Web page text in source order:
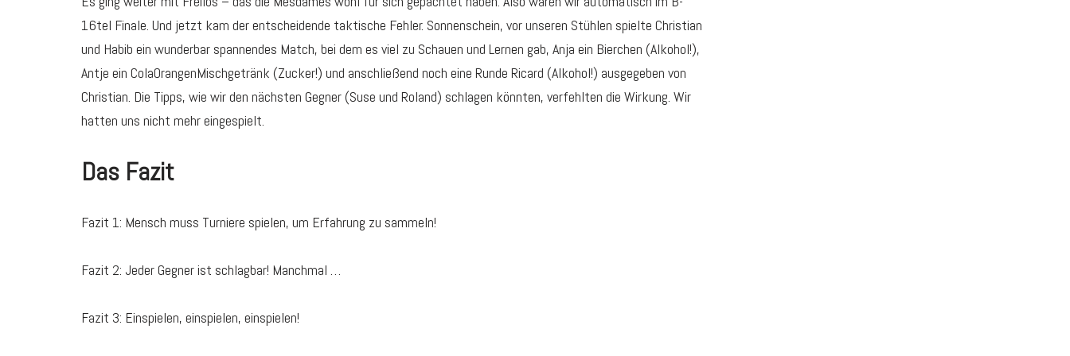
16tel Finale. Und jetzt kam der entscheidende taktische Fehler. Sonnenschein, vor unseren Stühlen spielte Christian
und Habib ein wunderbar spannendes Match, bei dem es viel zu Schauen und Lernen gab, Anja ein Bierchen (Alkohol!),
Antje ein ColaOrangenMischgetränk (Zucker!) und anschließend noch eine Runde Ricard (Alkohol!) ausgegeben von
Christian. Die Tipps, wie wir den nächsten Gegner (Suse und Roland) schlagen könnten, verfehlten die Wirkung. Wir
hatten uns nicht mehr eingespielt.
Das Fazit
Fazit 1: Mensch muss Turniere spielen, um Erfahrung zu sammeln!
Fazit 2: Jeder Gegner ist schlagbar! Manchmal …
Fazit 3: Einspielen, einspielen, einspielen!